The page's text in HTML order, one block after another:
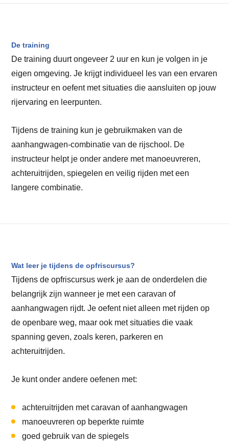
De training
De training duurt ongeveer 2 uur en kun je volgen in je
eigen omgeving. Je krijgt individueel les van een ervaren
instructeur en oefent met situaties die aansluiten op jouw
rijervaring en leerpunten.
Tijdens de training kun je gebruikmaken van de
aanhangwagen-combinatie van de rijschool. De
instructeur helpt je onder andere met manoeuvreren,
achteruitrijden, spiegelen en veilig rijden met een
langere combinatie.
Wat leer je tijdens de opfriscursus?
Tijdens de opfriscursus werk je aan de onderdelen die
belangrijk zijn wanneer je met een caravan of
aanhangwagen rijdt. Je oefent niet alleen met rijden op
de openbare weg, maar ook met situaties die vaak
spanning geven, zoals keren, parkeren en
achteruitrijden.
Je kunt onder andere oefenen met:
achteruitrijden met caravan of aanhangwagen
manoeuvreren op beperkte ruimte
goed gebruik van de spiegels